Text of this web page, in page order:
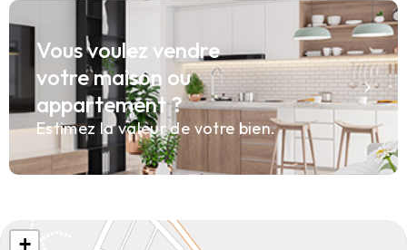
Vous voulez vendre
votre maison ou
appartement ?
Estimez la valeur de votre bien.
+